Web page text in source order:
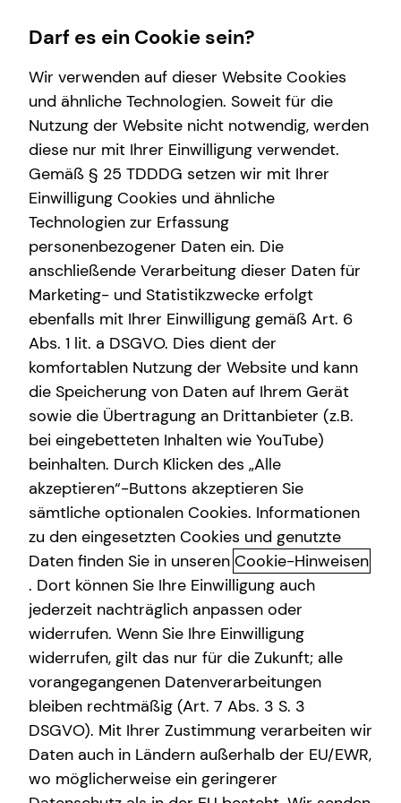
Finanzberatung
Videoberatung
Spezialisten-Netzwerk
Private Krankenvorsorge
Immobilienfinanzierung
Betriebliche Altersvorsorge
Investment
Kapitalanlage Immobilien
Altersvorsorge
Gewerbliche Versicherungen
Arbeitskraftabsicherung
Kindervorsorge
Sach- und Vermögenssicherung
Expat
Service
Kundenportal
Schadenabwicklung
Karriere-Infos
Karrierechancen
Initiativbewerbung
Wissenswertes
Über tecis
Podcast
teamzukunft
Das tecis Spezialisten-Netzwerk:
in jeder Phase für dich da!
Ganzheitlich beraten“ bedeutet für mich die 100%ige
Ausrichtung auf deine individuellen Wünsche und
Bedürfnisse. Gemeinsam beleuchten wir alle Aspekte für
deine Finanzplanung und entwickeln ein
maßgeschneidertes und ganzheitliches Konzept, das wir
immer wieder neu an deine veränderte Lebenssituation
anpassen können – dein Leben lang und bundesweit.
Um dir passende Produkte anbieten zu können, arbeitet
tecis mit einer Vielzahl renommierter
Produktpartnerinnen und -partner zusammen. Bei der
Darf es ein Cookie sein?
Wir verwenden auf dieser Website Cookies
und ähnliche Technologien. Soweit für die
Nutzung der Website nicht notwendig, werden
diese nur mit Ihrer Einwilligung verwendet.
Gemäß § 25 TDDDG setzen wir mit Ihrer
Einwilligung Cookies und ähnliche
Technologien zur Erfassung
personenbezogener Daten ein. Die
anschließende Verarbeitung dieser Daten für
Marketing- und Statistikzwecke erfolgt
ebenfalls mit Ihrer Einwilligung gemäß Art. 6
Abs. 1 lit. a DSGVO. Dies dient der
komfortablen Nutzung der Website und kann
die Speicherung von Daten auf Ihrem Gerät
sowie die Übertragung an Drittanbieter (z.B.
bei eingebetteten Inhalten wie YouTube)
beinhalten. Durch Klicken des „Alle
akzeptieren“-Buttons akzeptieren Sie
sämtliche optionalen Cookies. Informationen
zu den eingesetzten Cookies und genutzte
Daten finden Sie in unseren Cookie-Hinweisen
. Dort können Sie Ihre Einwilligung auch
jederzeit nachträglich anpassen oder
widerrufen. Wenn Sie Ihre Einwilligung
widerrufen, gilt das nur für die Zukunft; alle
vorangegangenen Datenverarbeitungen
bleiben rechtmäßig (Art. 7 Abs. 3 S. 3
DSGVO). Mit Ihrer Zustimmung verarbeiten wir
Daten auch in Ländern außerhalb der EU/EWR,
wo möglicherweise ein geringerer